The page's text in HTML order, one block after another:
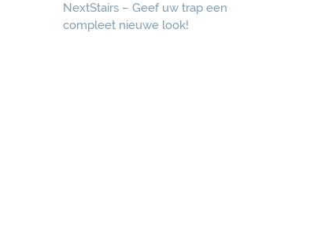
NextStairs – Geef uw trap een
compleet nieuwe look!